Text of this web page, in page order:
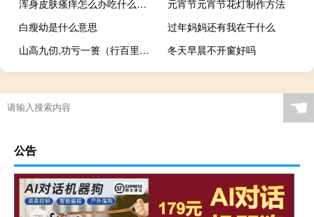
浑身皮肤瘙痒怎么办吃什么药（浑身皮肤瘙痒怎么办）
元宵节元宵节花灯制作方法
白瘦幼是什么意思
过年妈妈还有我在干什么
山高九仞,功亏一篑（行百里者半九十为山九仞不能功亏一篑）
冬天早晨不开窗好吗
☚
公告